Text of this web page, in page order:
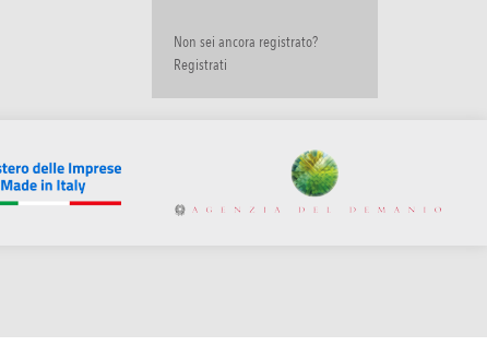
Non sei ancora registrato?
Registrati